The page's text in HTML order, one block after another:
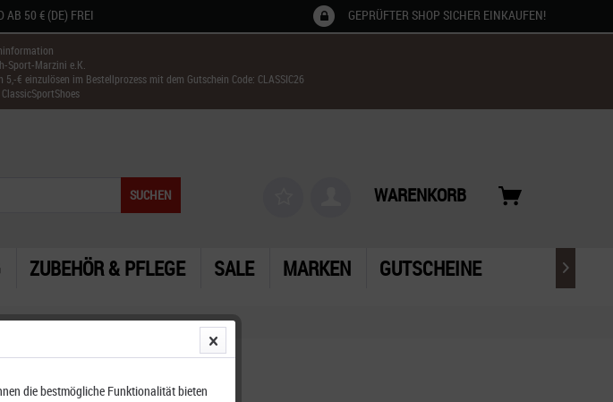
AB 50 € (DE) FREI GEPRÜFTER SHOP SICHER EINKAUFEN!
Sport-Marzini e.K.
€ einzulösen im Bestellprozess mit dem Gutschein Code: CLASSIC26
SUCHEN WARENKORB
ZUBEHÖR & PFLEGE SALE MARKEN GUTSCHEINE 
die bestmögliche Funktionalität bieten